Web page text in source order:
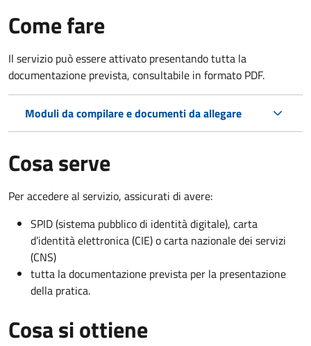
Come fare
Il servizio può essere attivato presentando tutta la
documentazione prevista, consultabile in formato PDF.
Moduli da compilare e documenti da allegare
Cosa serve
Per accedere al servizio, assicurati di avere:
SPID (sistema pubblico di identità digitale), carta
d’identità elettronica (CIE) o carta nazionale dei servizi
(CNS)
tutta la documentazione prevista per la presentazione
della pratica.
Cosa si ottiene